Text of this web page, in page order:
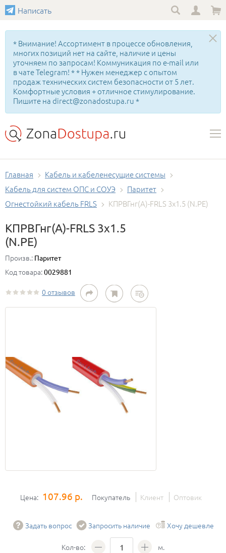
Написать
* Внимание! Ассортимент в процессе обновления,
многих позиций нет на сайте, наличие и цены
уточняем по запросам! Коммуникация по e-mail или
в чате Telegram! * * Нужен менеджер с опытом
продаж технических систем безопасности от 5 лет.
Комфортные условия + отличное стимулирование.
Пишите на direct@zonadostupa.ru *
Главная
Кабель и кабеленесущие системы
Кабель для систем ОПС и СОУЭ
Паритет
Огнестойкий кабель FRLS
КПРВГнг(А)-FRLS 3х1.5 (N.PE)
КПРВГнг(А)-FRLS 3х1.5
(N.PE)
Произв.: Паритет
Код товара:0029881
0 отзывов
Цена: 107.96 р. Покупатель Клиент Оптовик
Задать вопрос Запросить наличие Хочу дешевле
Кол-во: м.